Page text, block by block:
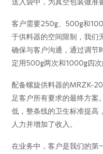
客户需要250g、500g和
于供料器的空间限制，我们
确保与客户沟通，通过调节
定用500g两次和1000g四次
配备螺旋供料器的MRZK-
足客户所有要求的最终方
低，整条线的卫生标准提高
人力并增加了收入。
在业务中，客户是我们的第